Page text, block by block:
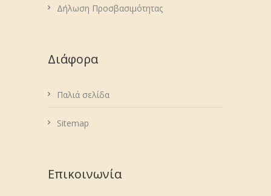
Δήλωση Προσβασιμότητας
Διάφορα
Παλιά σελίδα
Sitemap
Επικοινωνία